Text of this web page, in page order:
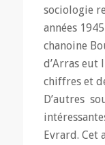
sociologie
années
chanoine
d’Arras eut
chiffres et
D’autres
Evrard. Cet